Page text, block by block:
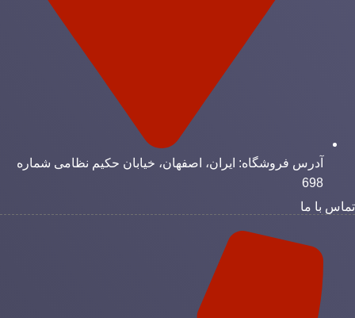
آدرس فروشگاه: ایران، اصفهان، خیابان حکیم نظامی شماره
698
با ما